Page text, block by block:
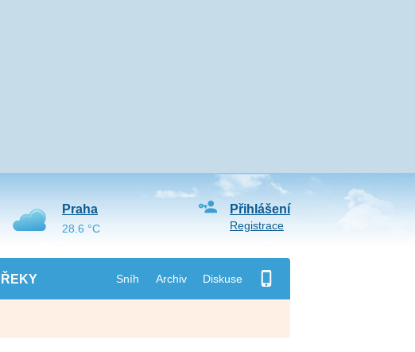
ŘEKY Sníh Archiv Diskuse
Přihlášení
Registrace
Praha
28.6 °C